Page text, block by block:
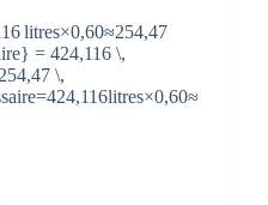
litres×0,60≈254,47
= 424,116 \,
\,
=424,116litres×0,60≈